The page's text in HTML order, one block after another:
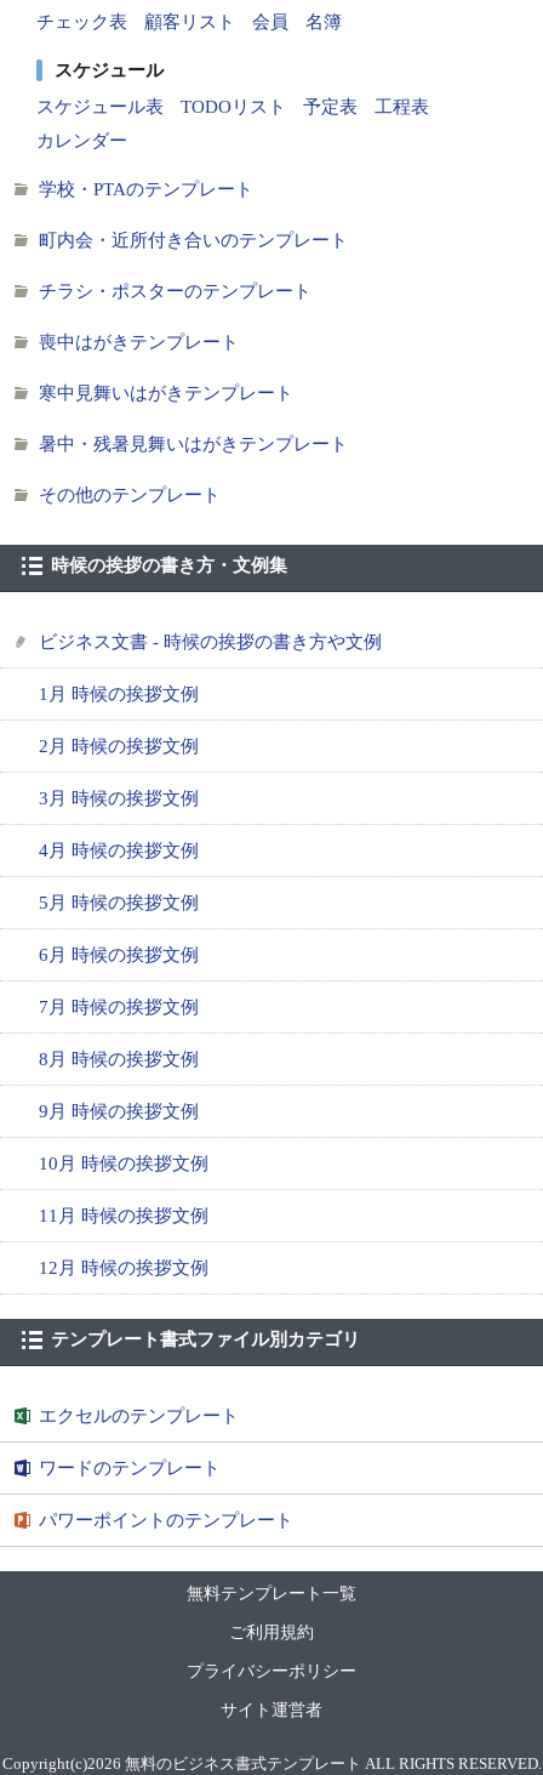
チェック表
顧客リスト 会員 名簿
スケジュール
スケジュール表
TODOリスト 予定表
工程表
カレンダー
学校・PTAのテンプレート
町内会・近所付き合いのテンプレート
チラシ・ポスターのテンプレート
喪中はがきテンプレート
寒中見舞いはがきテンプレート
暑中・残暑見舞いはがきテンプレート
その他のテンプレート
時候の挨拶の書き方・文例集
ビジネス文書 - 時候の挨拶の書き方や文例
1月 時候の挨拶文例
2月 時候の挨拶文例
3月 時候の挨拶文例
4月 時候の挨拶文例
5月 時候の挨拶文例
6月 時候の挨拶文例
7月 時候の挨拶文例
8月 時候の挨拶文例
9月 時候の挨拶文例
10月 時候の挨拶文例
11月 時候の挨拶文例
12月 時候の挨拶文例
テンプレート書式ファイル別カテゴリ
エクセルのテンプレート
ワードのテンプレート
パワーポイントのテンプレート
無料テンプレート一覧
ご利用規約
プライバシーポリシー
サイト運営者
Copyright(c)2026 無料のビジネス書式テンプレート ALL RIGHTS RESERVED.